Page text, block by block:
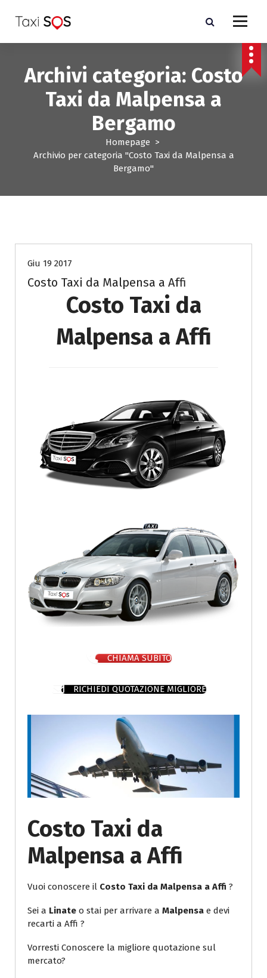
a
Archivi categoria: Costo
Taxi da Malpensa a
Bergamo
Homepage >
Archivio per categoria "Costo Taxi da Malpensa a
Bergamo"
Giu 19 2017
Costo Taxi da Malpensa a Affi
Costo Taxi da
Malpensa a Affi
CHIAMA SUBITO
RICHIEDI QUOTAZIONE MIGLIORE
Costo Taxi da
Malpensa a Affi
Vuoi conoscere il Costo Taxi da Malpensa a Affi ?
Sei a Linate o stai per arrivare a Malpensa e devi
recarti a Affi ?
Vorresti Conoscere la migliore quotazione sul
mercato?